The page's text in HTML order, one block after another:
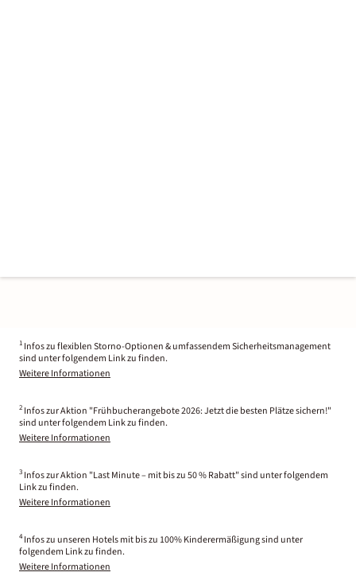
1 Infos zu flexiblen Storno-Optionen & umfassendem Sicherheitsmanagement
sind unter folgendem Link zu finden.
Weitere Informationen
2 Infos zur Aktion "Frühbucherangebote 2026: Jetzt die besten Plätze sichern!"
sind unter folgendem Link zu finden.
Weitere Informationen
3 Infos zur Aktion "Last Minute – mit bis zu 50 % Rabatt" sind unter folgendem
Link zu finden.
Weitere Informationen
4 Infos zu unseren Hotels mit bis zu 100% Kinderermäßigung sind unter
folgendem Link zu finden.
Weitere Informationen